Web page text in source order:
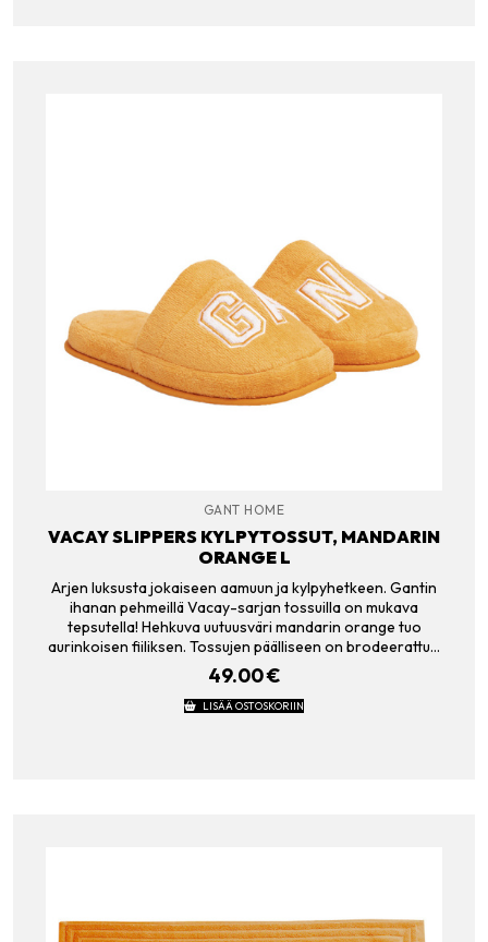
GANT HOME
VACAY SLIPPERS KYLPYTOSSUT, MANDARIN
ORANGE L
Arjen luksusta jokaiseen aamuun ja kylpyhetkeen. Gantin
ihanan pehmeillä Vacay-sarjan tossuilla on mukava
tepsutella! Hehkuva uutuusväri mandarin orange tuo
aurinkoisen fiiliksen. Tossujen päälliseen on brodeerattu…
49.00€
LISÄÄ OSTOSKORIIN